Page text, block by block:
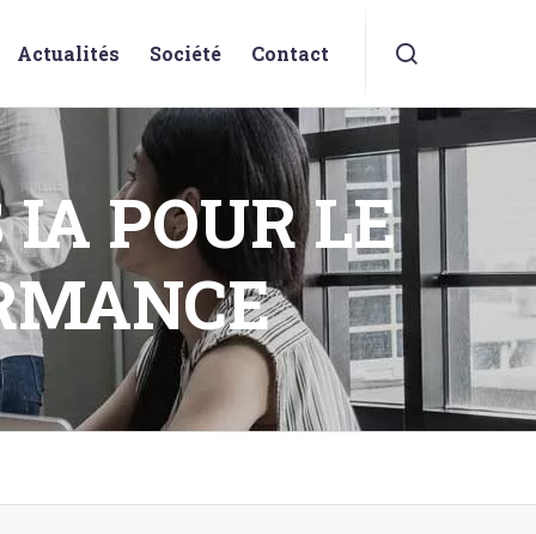
Actualités Société Contact
IA POUR LE